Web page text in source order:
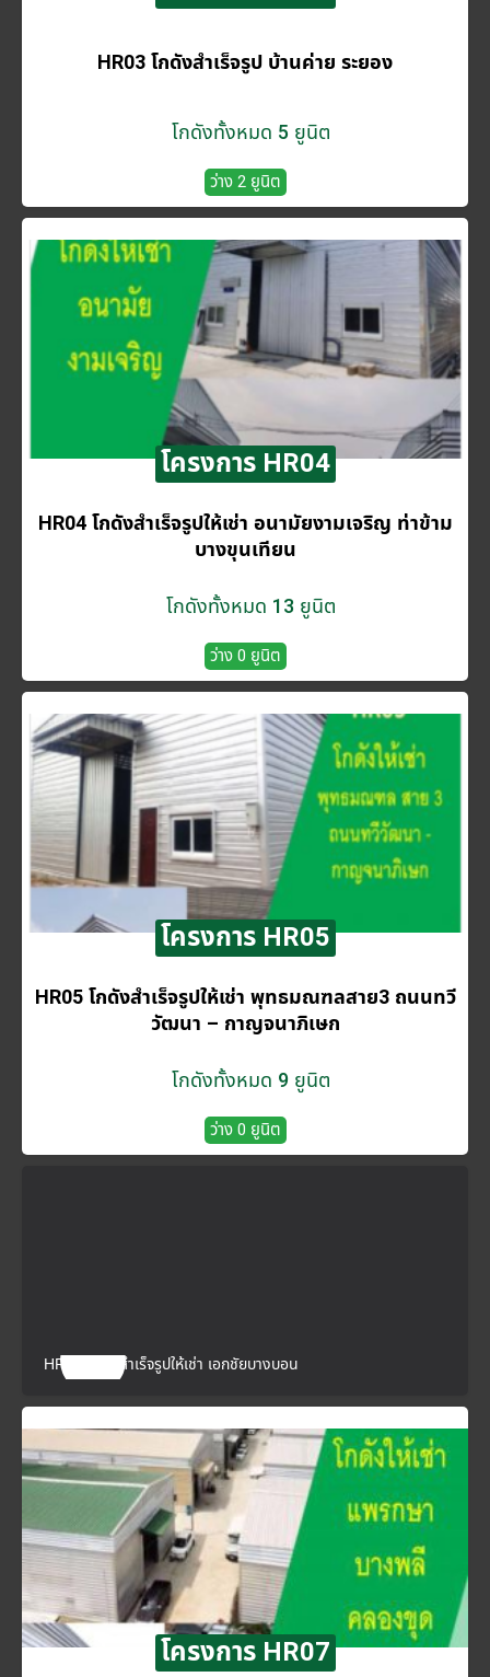
HR03 โกดังสำเร็จรูป บ้านค่าย ระยอง
โกดังทั้งหมด 5 ยูนิต
ว่าง 2 ยูนิต
โครงการ HR04
HR04 โกดังสำเร็จรูปให้เช่า อนามัยงามเจริญ ท่าข้าม
บางขุนเทียน
โกดังทั้งหมด 13 ยูนิต
ว่าง 0 ยูนิต
โครงการ HR05
HR05 โกดังสำเร็จรูปให้เช่า พุทธมณฑลสาย3 ถนนทวี
วัฒนา – กาญจนาภิเษก
โกดังทั้งหมด 9 ยูนิต
ว่าง 0 ยูนิต
HR06 โกดังสำเร็จรูปให้เช่า เอกชัยบางบอน
โครงการ HR07